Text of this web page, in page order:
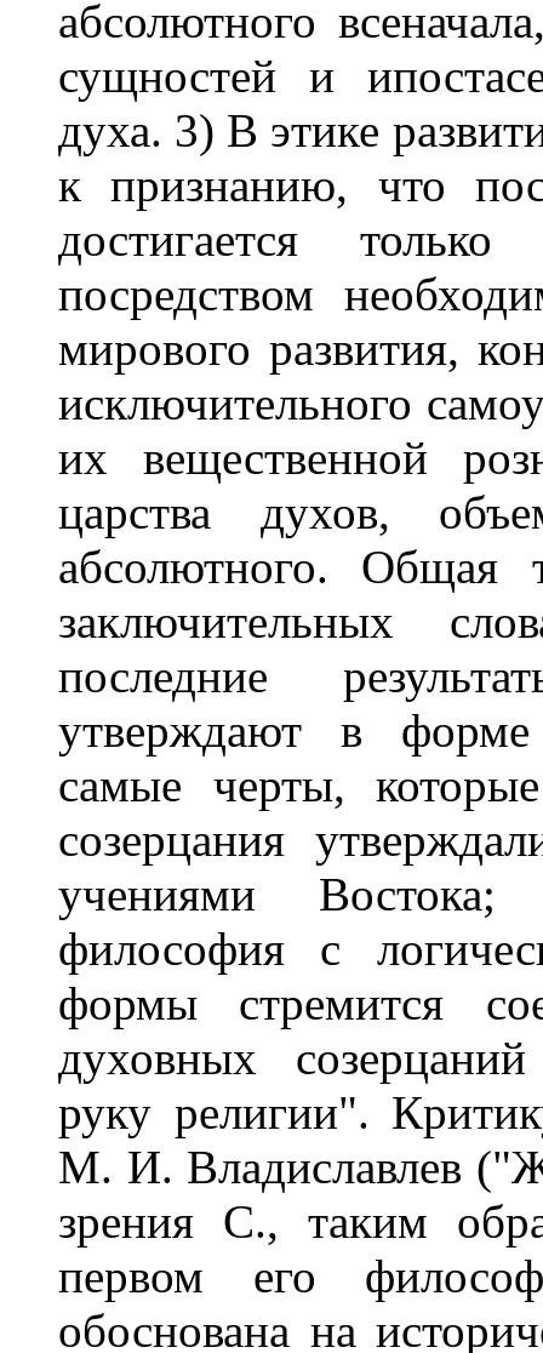
абсолютного
сущностей и
духа. 3) В этике
к признанию, что
достигается
посредством
мирового развития,
исключительного
их вещественной
царства духов,
абсолютного. Общая
заключительных
последние
утверждают в форме
самые черты,
созерцания
учениями
философия с
формы стремится
духовных
руку религии".
М. И. Владиславлев
зрения С., таким
первом его
обоснована на